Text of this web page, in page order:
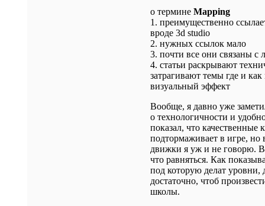
о термине Mapping
1. преимущественно
вроде 3d studio
2. нужных ссылок мало
3. почти все они связаны
4. статьи раскрывают
затрагивают темы где и
визуальный эффект
Вообще, я давно уже
о технологичности и
показал, что
подтормаживает в игре, но
движки я уж и не говорю.
что равняться. Как
под которую делат уровни,
достаточно, чтоб
школы.